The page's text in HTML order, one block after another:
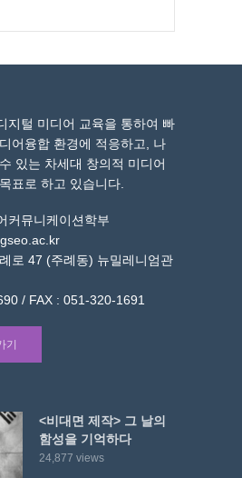
지털 미디어 교육을 통하여 빠
어융합 환경에 적응하고, 나
있는 차세대 창의적 미디어
표로 하고 있습니다.
커뮤니케이션학부
로 47 (주례동) 뉴밀레니엄관
/ FAX : 051-320-1691
기
<비대면 제작> 그 날의
함성을 기억하다
24,877 views